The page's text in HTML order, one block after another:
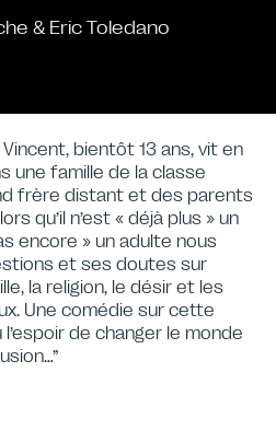
& Eric Toledano
bientôt 13 ans, vit en
une famille de la classe
frère distant et des parents
qu’il n’est « déjà plus » un
encore » un adulte nous
et ses doutes sur
la religion, le désir et les
Une comédie sur cette
de changer le monde